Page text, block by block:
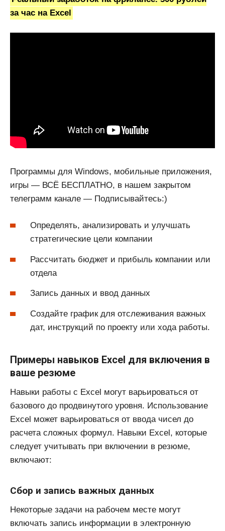
за час на Excel
Программы для Windows, мобильные приложения,
игры — ВСЁ БЕСПЛАТНО, в нашем закрытом
телеграмм канале — Подписывайтесь:)
Определять, анализировать и улучшать
стратегические цели компании
Рассчитать бюджет и прибыль компании или
отдела
Запись данных и ввод данных
Создайте график для отслеживания важных
дат, инструкций по проекту или хода работы.
Примеры навыков Excel для включения в
ваше резюме
Навыки работы с Excel могут варьироваться от
базового до продвинутого уровня. Использование
Excel может варьироваться от ввода чисел до
расчета сложных формул. Навыки Excel, которые
следует учитывать при включении в резюме,
включают:
Сбор и запись важных данных
Некоторые задачи на рабочем месте могут
включать запись информации в электронную